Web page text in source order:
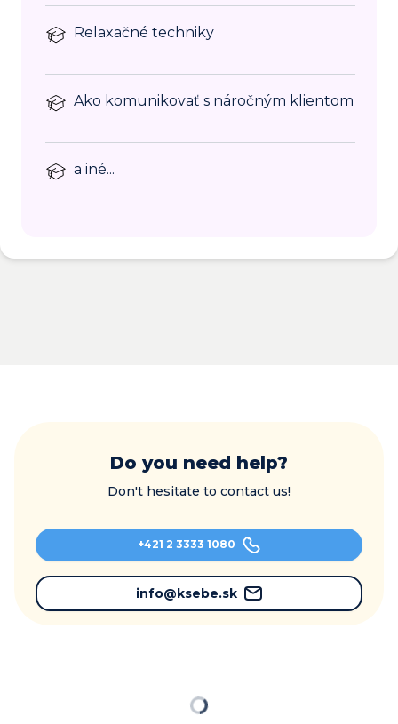
Relaxačné techniky
Ako komunikovať s náročným klientom
a iné...
Do you need help?
Don't hesitate to contact us!
+421 2 3333 1080
info@ksebe.sk
Loading